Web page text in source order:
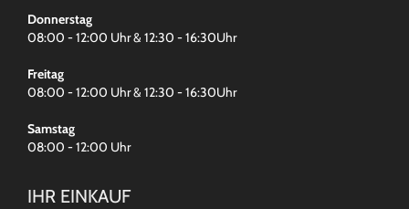
Donnerstag
08:00 - 12:00 Uhr & 12:30 - 16:30Uhr
Freitag
08:00 - 12:00 Uhr & 12:30 - 16:30Uhr
Samstag
08:00 - 12:00 Uhr
IHR EINKAUF